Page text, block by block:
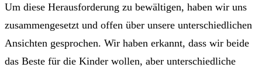
Um diese Herausforderung zu bewältigen, haben wir uns
zusammengesetzt und offen über unsere unterschiedlichen
Ansichten gesprochen. Wir haben erkannt, dass wir beide
das Beste für die Kinder wollen, aber unterschiedliche